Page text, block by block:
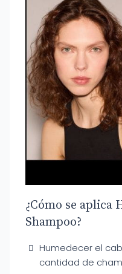
¿Cómo se aplica
Shampoo?
Humedecer el
cantidad de